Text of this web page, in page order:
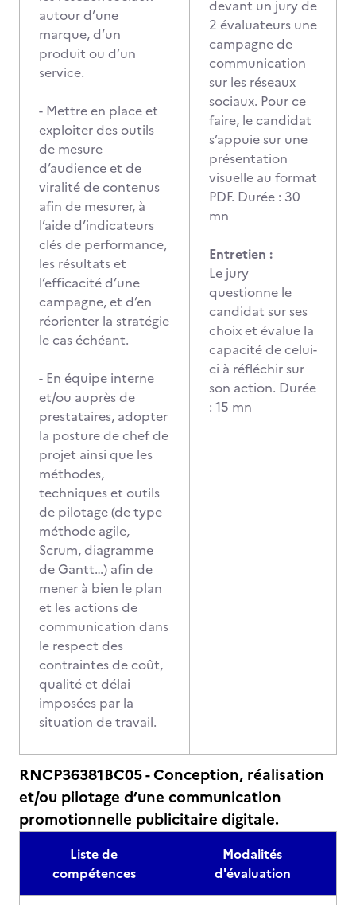
autour d’une
marque, d’un
produit ou d’un
service.
- Mettre en place et
exploiter des outils
de mesure
d’audience et de
viralité de contenus
afin de mesurer, à
l’aide d’indicateurs
clés de performance,
les résultats et
l’efficacité d’une
campagne, et d’en
réorienter la stratégie
le cas échéant.
- En équipe interne
et/ou auprès de
prestataires, adopter
la posture de chef de
projet ainsi que les
méthodes,
techniques et outils
de pilotage (de type
méthode agile,
Scrum, diagramme
de Gantt…) afin de
mener à bien le plan
et les actions de
communication dans
le respect des
contraintes de coût,
qualité et délai
imposées par la
situation de travail.
devant un jury de
2 évaluateurs une
campagne de
communication
sur les réseaux
sociaux. Pour ce
faire, le candidat
s’appuie sur une
présentation
visuelle au format
PDF. Durée : 30
mn
Entretien :
Le jury
questionne le
candidat sur ses
choix et évalue la
capacité de celui-
ci à réfléchir sur
son action. Durée
: 15 mn
RNCP36381BC05 - Conception, réalisation
et/ou pilotage d’une communication
promotionnelle publicitaire digitale.
Liste de
compétences
Modalités
d'évaluation